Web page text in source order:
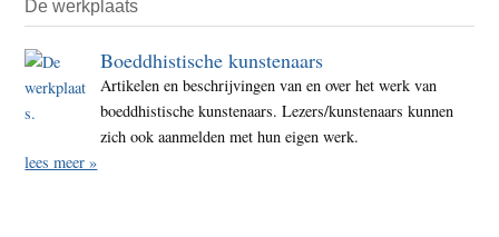
De werkplaats
Boeddhistische kunstenaars
Artikelen en beschrijvingen van en over het werk van
boeddhistische kunstenaars. Lezers/kunstenaars kunnen
zich ook aanmelden met hun eigen werk.
lees meer »